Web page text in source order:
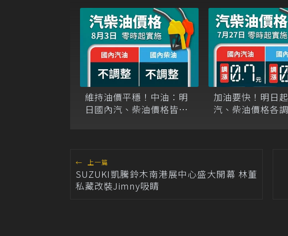
維持油價平穩！中油：明
日國內汽、柴油價格皆不
加油要快！明日
汽、柴油價格各
← 上一篇
SUZUKI凱騰鈴木南港展中心盛大開幕 林董
私藏改裝Jimny吸睛